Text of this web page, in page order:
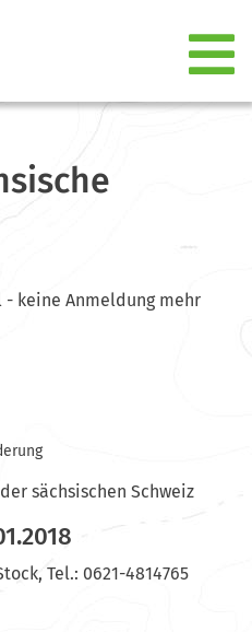
keine Anmeldung mehr
sächsischen Schweiz
Tel.: 0621-4814765